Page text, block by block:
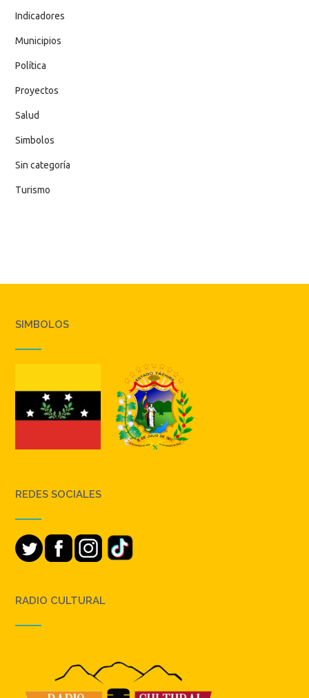
Indicadores
Municipios
Política
Proyectos
Salud
Simbolos
Sin categoría
Turismo
SIMBOLOS
REDES SOCIALES
RADIO CULTURAL